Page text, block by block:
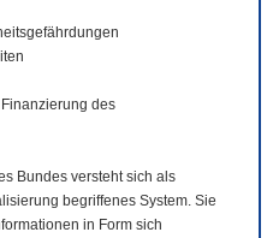
des
Bundes versteht sich als
begriffenes System. Sie
in Form sich